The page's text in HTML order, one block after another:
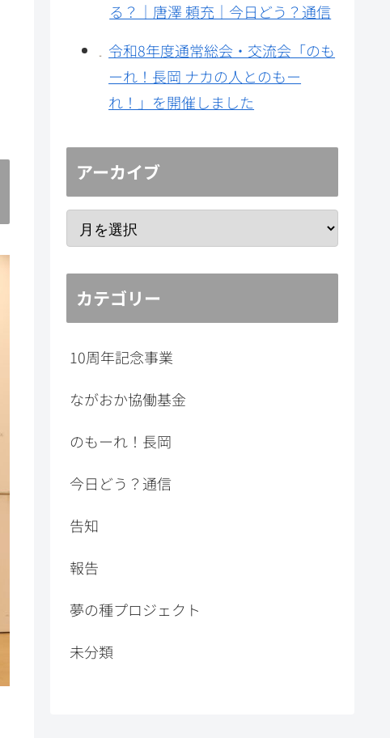
る？｜唐澤 頼充｜今日どう？通信
令和8年度通常総会・交流会「のも
ーれ！長岡 ナカの人とのもー
れ！」を開催しました
アーカイブ
カテゴリー
10周年記念事業
ながおか協働基金
のもーれ！長岡
今日どう？通信
告知
報告
夢の種プロジェクト
未分類